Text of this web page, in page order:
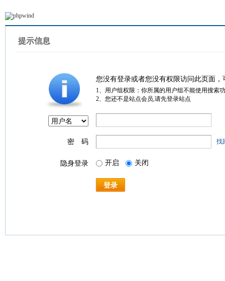
提示信息
您没有登录或者您没有权限访问此页面
1、用户组权限：你所属的用户组不能使用搜索
2、您还不是站点会员,请先登录站点
密 码 找
隐身登录 开启 关闭
登录